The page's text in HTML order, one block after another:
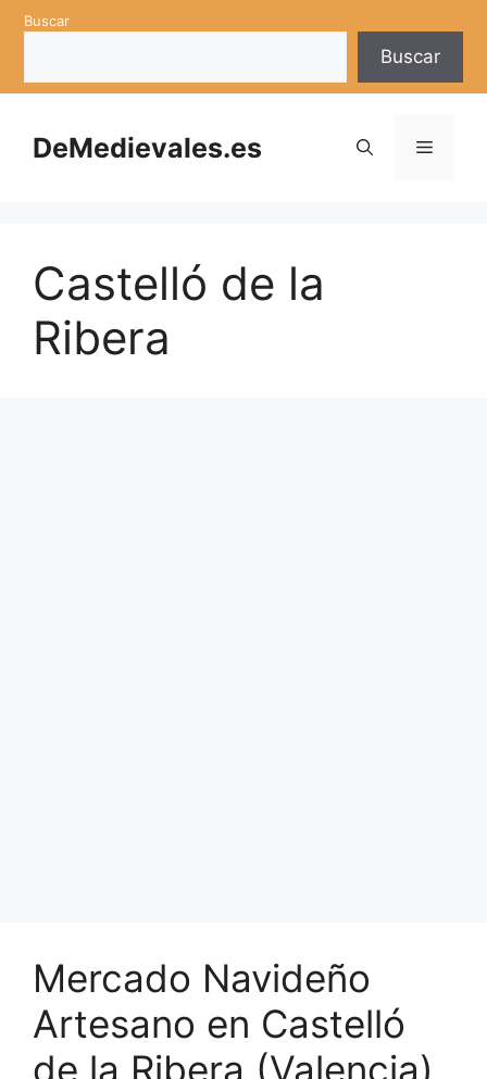
SaltarBuscar
Buscar
DeMedievales.es Menú
Castelló de la
Ribera
Mercado Navideño
Artesano en Castelló
de la Ribera (Valencia)